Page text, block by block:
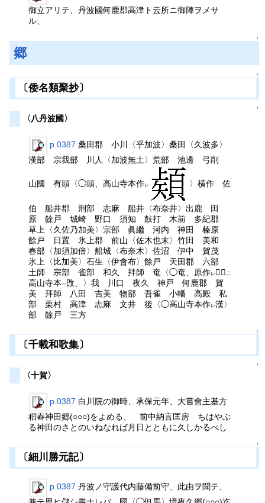
御立アリテ、丹波國何鹿郡高津ト云所ニ御陣ヲメサ
ル、
↑
郷
↑
〔倭名類聚抄〕
↑
〈八丹波國〉
p.0387 桑田郡 小川〈乎加波〉桑田〈久波多〉
漢部 宗我部 川人〈加波無土〉荒部 池邊 弓削
山國 有頭〈◯頭、高山寺本作レ 〉横作 佐
伯 船井郡 刑部 志麻 船井〈布奈井〉出鹿 田
原 餘戸 城崎 野口 須知 鼔打 木前 多紀郡
草上〈久佐乃加美〉宗部 眞繼 河内 神田 榛原
餘戸 日置 氷上郡 前山〈佐木也末〉竹田 美和
春部〈加須加倍〉船城〈布奈木〉佐沼 伊中 賀茂
氷上〈比加美〉石生〈伊會布〉餘戸 天田郡 六部
土師 宗部 雀部 和久 拜師 奄〈◯奄、原作レ 𣓩據 二
高山寺本一攺、〉我 川口 夜久 神戸 何鹿郡 賀
美 拜師 八田 吉美 物部 吾雀 小幡 高殿 私
部 栗村 高津 志麻 文井 後〈◯高山寺本作レ漢〉
部 餘戸 三方
↑
〔千載和歌集〕
↑
〈十賀〉
p.0387 白川院の御時、承保元年、大嘗會主基方
稻舂神田郷(○○○)をよめる、 前中納言匡房 ちはやぶ
る神田のさとのいねなれば月日とともに久しかるべし
↑
〔細川勝元記〕
p.0387 丹波ノ守護代内藤備前守、此由ヲ聞テ、